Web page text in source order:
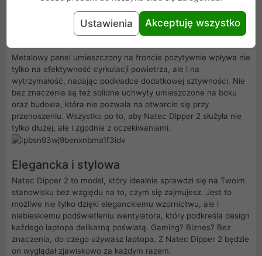
Metalowy panel umieszczony na froncie pozytywnie wpływa nie
tylko na efektywność cyrkulacji powietrza, ale i na
wytrzymałość, nadając podkładce dodatkowej sztywności. Nie
bez znaczenia są też solidne uchwyty umieszczone na boku
oraz budowa, która nie pozwala na otwarcie się przy
przenoszeniu. Wszystko po to, aby Natec Dipper 2 służyła nie
tylko dłużej, ale i zgodnie z oczekiwaniami.
Elegancka i stylowa
Natec Dipper 2 to model, który idealnie sprawdzi się na Twoim
stanowisku bez względu na to, czym się zajmujesz. Jest to
możliwe nie tylko dzięki eleganckiemu wzornictwu, ale i
niebieskiemu podświetleniu wentylatora, który podkreśla design
każdego laptopa delikatną poświatą. Gaming? Biznes? Bez
znaczenia, do czego używasz laptopa. Z Natec Dipper 2 będzie
on wyglądał zjawiskowo za każdym razem.
Ustawienia Akceptuję wszystko